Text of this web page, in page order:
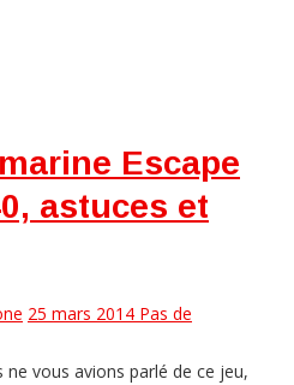
Escape
astuces et
25 mars 2014 Pas de
vous avions parlé de ce jeu,